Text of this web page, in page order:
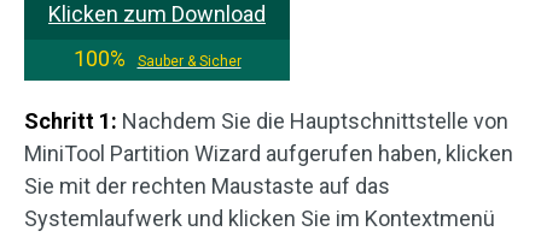
Klicken zum Download
100%
Sauber & Sicher
Schritt 1: Nachdem Sie die Hauptschnittstelle von
MiniTool Partition Wizard aufgerufen haben, klicken
Sie mit der rechten Maustaste auf das
Systemlaufwerk und klicken Sie im Kontextmenü